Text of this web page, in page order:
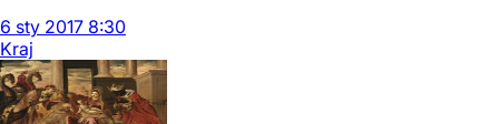
6 sty 2017 8:30
Kraj